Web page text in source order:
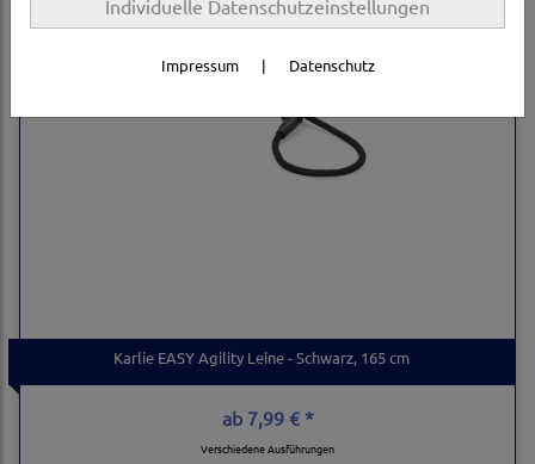
Karlie EASY Agility Leine - Schwarz, 165 cm
ab7,99 € *
Verschiedene Ausführungen
Individuelle Datenschutzeinstellungen
Impressum | Datenschutz